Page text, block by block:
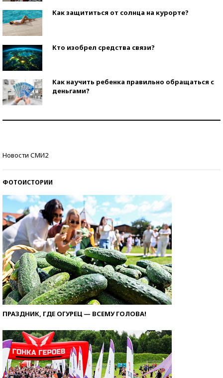
Как защититься от солнца на курорте?
Кто изобрел средства связи?
Как научить ребенка правильно обращаться с
деньгами?
Новости СМИ2
ФОТОИСТОРИИ
ПРАЗДНИК, ГДЕ ОГУРЕЦ — ВСЕМУ ГОЛОВА!